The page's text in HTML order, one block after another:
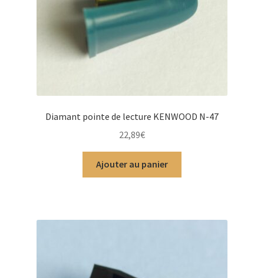
Diamant pointe de lecture KENWOOD N-47
22,89€
Ajouter au panier